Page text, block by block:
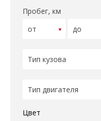
Пробег, км
Цвет